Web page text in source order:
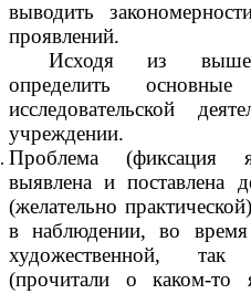
выводить
проявлений.
Исходя из
определить
исследовательской
учреждении.
Проблема (фиксация
выявлена и поставлена
(желательно
в наблюдении, во
художественной, так
(прочитали о каком-то